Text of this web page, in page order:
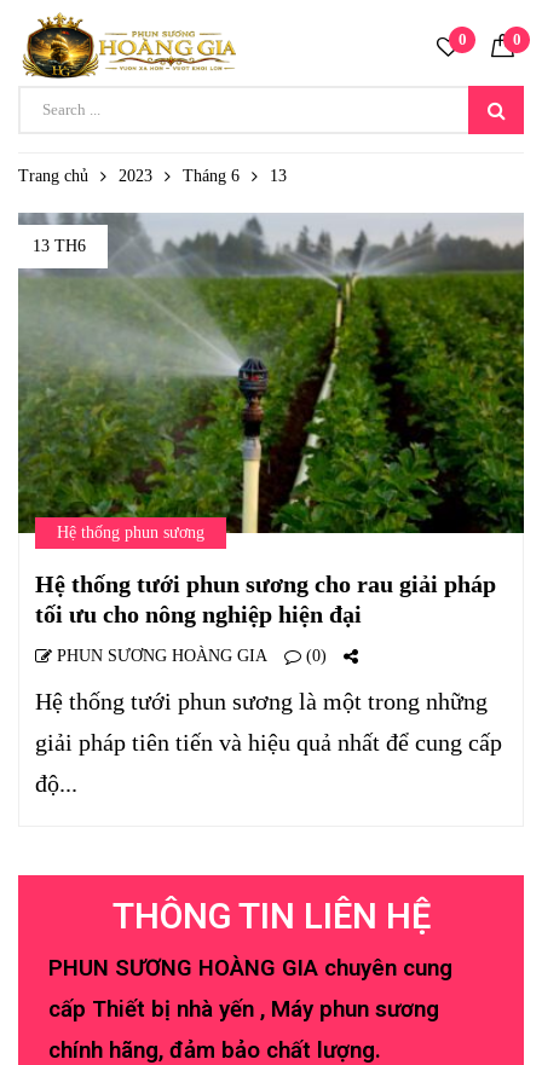
0 0
Trang chủ 2023 Tháng 6 13
13 TH6
Hệ thống phun sương
Hệ thống tưới phun sương cho rau giải pháp
tối ưu cho nông nghiệp hiện đại
PHUN SƯƠNG HOÀNG GIA (0)
Hệ thống tưới phun sương là một trong những
giải pháp tiên tiến và hiệu quả nhất để cung cấp
độ...
THÔNG TIN LIÊN HỆ
PHUN SƯƠNG HOÀNG GIA chuyên cung
cấp Thiết bị nhà yến , Máy phun sương
chính hãng, đảm bảo chất lượng.